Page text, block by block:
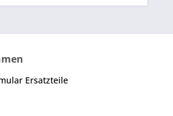
Ersatzteile